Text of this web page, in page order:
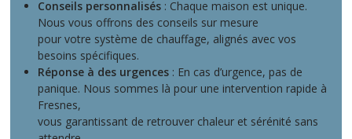
Conseils personnalisés : Chaque maison est unique.
Nous vous offrons des conseils sur mesure
pour votre système de chauffage, alignés avec vos
besoins spécifiques.
Réponse à des urgences : En cas d’urgence, pas de
panique. Nous sommes là pour une intervention rapide à
Fresnes,
vous garantissant de retrouver chaleur et sérénité sans